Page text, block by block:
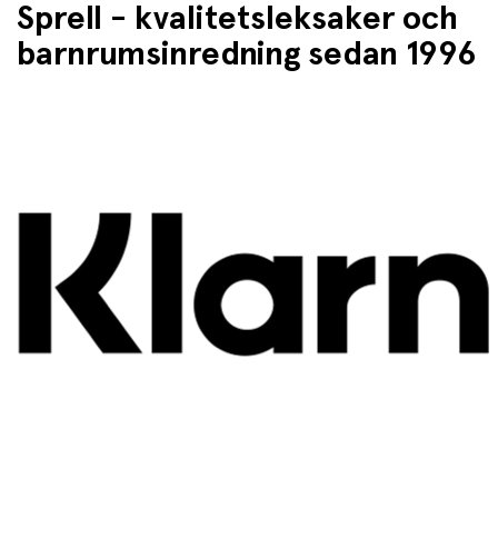
Sprell - kvalitetsleksaker och
barnrumsinredning sedan 1996